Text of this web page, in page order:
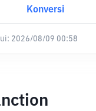
Konversi
2026/08/09 00:58